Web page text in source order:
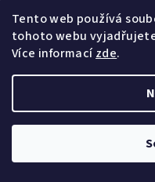
Tento web používá
tohoto webu
Více informacízde.